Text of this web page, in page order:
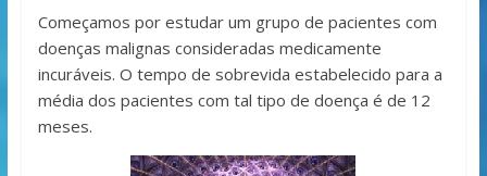
Começamos por estudar um grupo de pacientes com
doenças malignas consideradas medicamente
incuráveis. O tempo de sobrevida estabelecido para a
média dos pacientes com tal tipo de doença é de 12
meses.